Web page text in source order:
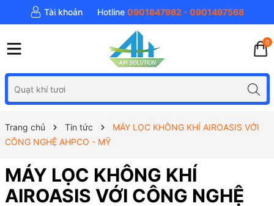
Tài khoản Hotline 0901847982 - 0901497568
0
Trang chủ Tin tức
MÁY LỌC KHÔNG KHÍ AIROASIS VỚI
CÔNG NGHỆ AHPCO - MỸ
MÁY LỌC KHÔNG KHÍ
AIROASIS VỚI CÔNG NGHỆ